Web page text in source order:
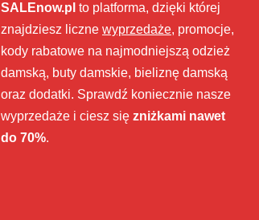
SALEnow.pl to platforma, dzięki której
znajdziesz liczne wyprzedaże, promocje,
kody rabatowe na najmodniejszą odzież
damską, buty damskie, bieliznę damską
oraz dodatki. Sprawdź koniecznie nasze
wyprzedaże i ciesz się zniżkami nawet
do 70%.